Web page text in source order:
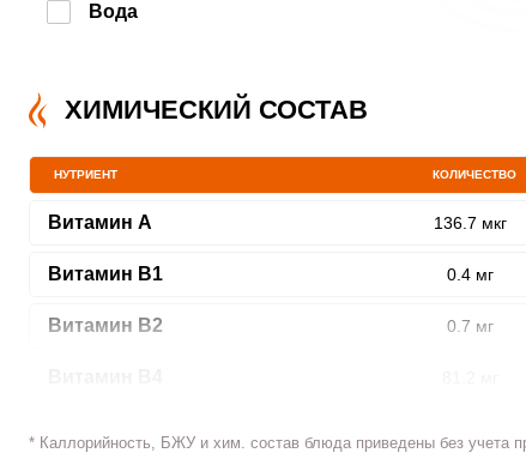
Вода
ХИМИЧЕСКИЙ СОСТАВ
НУТРИЕНТ КОЛИЧЕСТВО
Витамин A 136.7 мкг
Витамин В1 0.4 мг
Витамин В2 0.7 мг
* Каллорийность, БЖУ и хим. состав блюда приведены без учета